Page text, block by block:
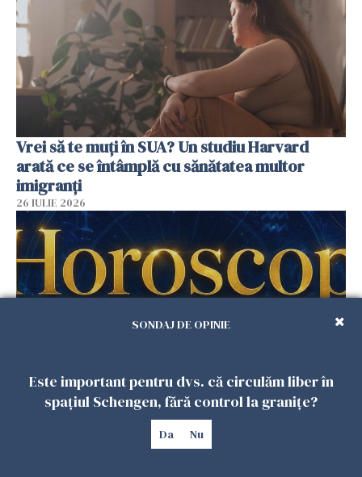
Vrei să te muți în SUA? Un studiu Harvard
arată ce se întâmplă cu sănătatea multor
imigranți
26 IULIE 2026
Horoscop 27 iulie. Lunea care schimbă ritmul
săptămânii. Universul deschide uși
neașteptate pentru unele zodii
SONDAJ DE OPINIE
Este important pentru dvs. că circulăm liber în
spațiul Schengen, fără control la granițe?
Da Nu